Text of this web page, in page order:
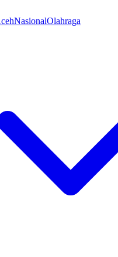
NasionalOlahraga